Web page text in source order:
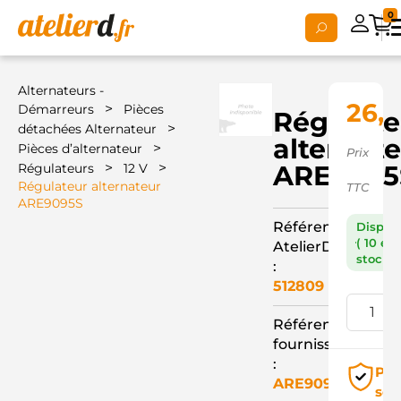
0
Alternateurs -
Démarreurs
>
Pièces
détachées Alternateur
>
Pièces d’alternateur >
Régulateurs > 12 V >
Régulateur alternateur
ARE9095S
Référence
AtelierD
:
512809
Référence
fournisseur
:
ARE9095S
Prix
TTC
( 10 en
stock )